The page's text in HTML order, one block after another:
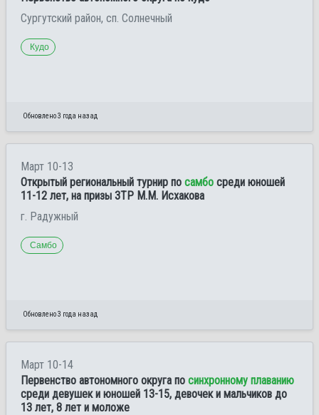
Сургутский район, сп. Солнечный
Кудо
Обновлено 3 года назад
Март 10-13
Открытый региональный турнир по самбо среди юношей
11-12 лет, на призы ЗТР М.М. Исхакова
г. Радужный
Самбо
Обновлено 3 года назад
Март 10-14
Первенство автономного округа по синхронному плаванию
среди девушек и юношей 13-15, девочек и мальчиков до
13 лет, 8 лет и моложе